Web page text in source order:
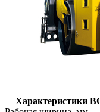
Характеристики